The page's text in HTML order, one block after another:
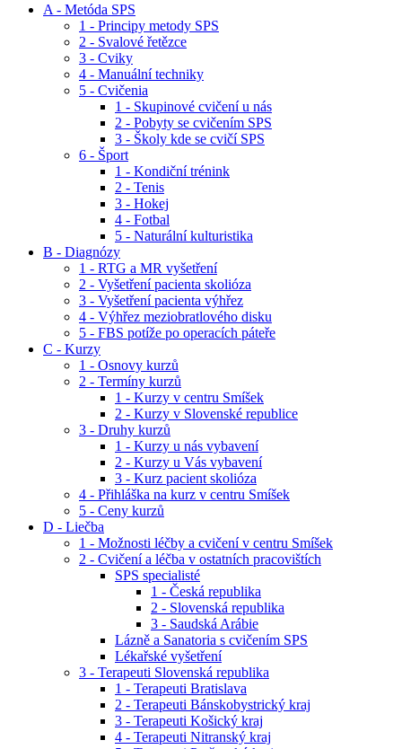
A - Metóda SPS
1 - Principy metody SPS
2 - Svalové řetězce
3 - Cviky
4 - Manuální techniky
5 - Cvičenia
1 - Skupinové cvičení u nás
2 - Pobyty se cvičením SPS
3 - Školy kde se cvičí SPS
6 - Šport
1 - Kondiční trénink
2 - Tenis
3 - Hokej
4 - Fotbal
5 - Naturální kulturistika
B - Diagnózy
1 - RTG a MR vyšetření
2 - Vyšetření pacienta skolióza
3 - Vyšetření pacienta výhřez
4 - Výhřez meziobratlového disku
5 - FBS potíže po operacích páteře
C - Kurzy
1 - Osnovy kurzů
2 - Termíny kurzů
1 - Kurzy v centru Smíšek
2 - Kurzy v Slovenské republice
3 - Druhy kurzů
1 - Kurzy u nás vybavení
2 - Kurzy u Vás vybavení
3 - Kurz pacient skolióza
4 - Přihláška na kurz v centru Smíšek
5 - Ceny kurzů
D - Liečba
1 - Možnosti léčby a cvičení v centru Smíšek
2 - Cvičení a léčba v ostatních pracovištích
SPS specialisté
1 - Česká republika
2 - Slovenská republika
3 - Saudská Arábie
Lázně a Sanatoria s cvičením SPS
Lékařské vyšetření
3 - Terapeuti Slovenská republika
1 - Terapeuti Bratislava
2 - Terapeuti Bánskobystrický kraj
3 - Terapeuti Košický kraj
4 - Terapeuti Nitranský kraj